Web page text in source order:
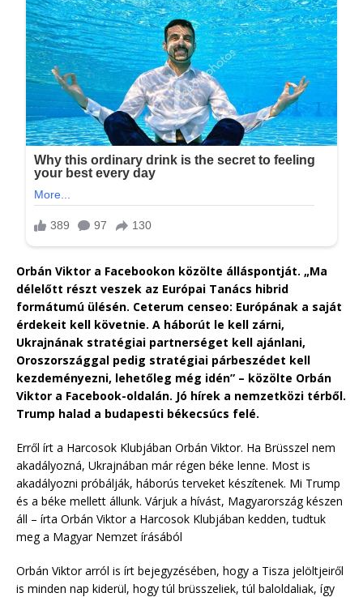
Orbán Viktor a Facebookon közölte álláspontját. „Ma
délelőtt részt veszek az Európai Tanács hibrid
formátumú ülésén. Ceterum censeo: Európának a saját
érdekeit kell követnie. A háborút le kell zárni,
Ukrajnának stratégiai partnerséget kell ajánlani,
Oroszországgal pedig stratégiai párbeszédet kell
kezdeményezni, lehetőleg még idén” – közölte Orbán
Viktor a Facebook-oldalán. Jó hírek a nemzetközi térből.
Trump halad a budapesti békecsúcs felé.
Erről írt a Harcosok Klubjában Orbán Viktor. Ha Brüsszel nem
akadályozná, Ukrajnában már régen béke lenne. Most is
akadályozni próbálják, háborús terveket készítenek. Mi Trump
és a béke mellett állunk. Várjuk a hívást, Magyarország készen
áll – írta Orbán Viktor a Harcosok Klubjában kedden, tudtuk
meg a Magyar Nemzet írásából
Orbán Viktor arról is írt bejegyzésében, hogy a Tisza jelöltjeiről
is minden nap kiderül, hogy túl brüsszeliek, túl baloldaliak, így